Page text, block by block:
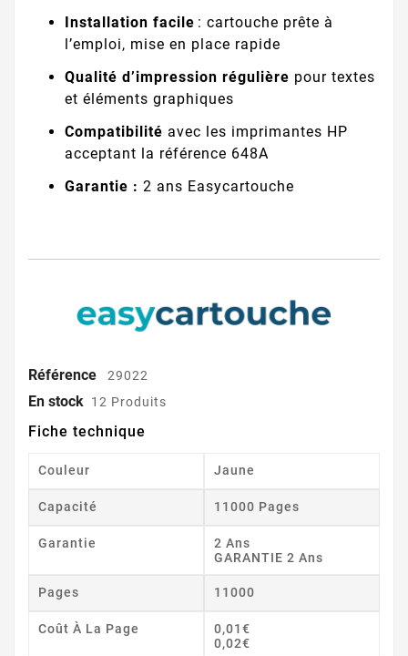
Installation facile : cartouche prête à
l’emploi, mise en place rapide
Qualité d’impression régulière pour textes
et éléments graphiques
Compatibilité avec les imprimantes HP
acceptant la référence 648A
Garantie : 2 ans Easycartouche
Référence 29022
En stock 12 Produits
Fiche technique
Couleur Jaune
Capacité 11000 Pages
Garantie
2 Ans
GARANTIE 2 Ans
Pages 11000
Coût À La Page
0,01€
0,02€